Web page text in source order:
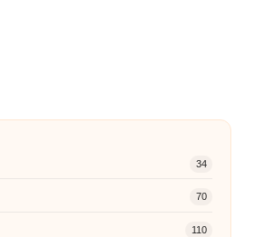
34
70
110